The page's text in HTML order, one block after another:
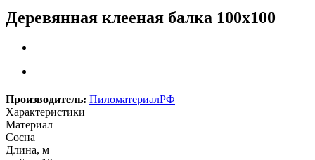
Деревянная клееная балка 100х100
Производитель: ПиломатериалРФ
Характеристики
Материал
Сосна
Длина, м